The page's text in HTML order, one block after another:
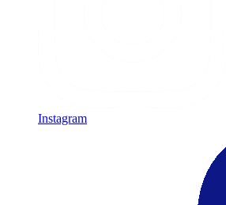
Instagram